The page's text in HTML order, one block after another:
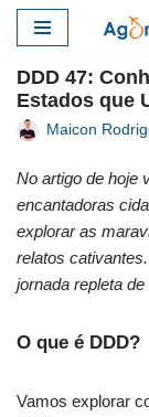
para
o
conteúdo
DDD 47:
Estados que
Maicon
No artigo de hoje
encantadoras
explorar as
relatos
jornada repleta
O que é DDD?
Vamos explorar